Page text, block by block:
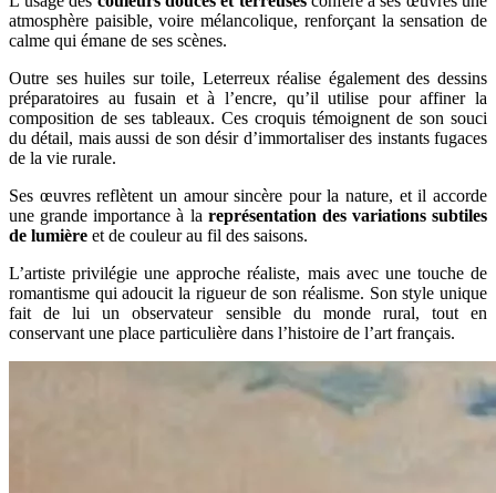
atmosphère paisible, voire mélancolique, renforçant la sensation de
calme qui émane de ses scènes.
Outre ses huiles sur toile, Leterreux réalise également des dessins
préparatoires au fusain et à l’encre, qu’il utilise pour affiner la
composition de ses tableaux. Ces croquis témoignent de son souci
du détail, mais aussi de son désir d’immortaliser des instants fugaces
de la vie rurale.
Ses œuvres reflètent un amour sincère pour la nature, et il accorde
une grande importance à la représentation des variations subtiles
de lumière et de couleur au fil des saisons.
L’artiste privilégie une approche réaliste, mais avec une touche de
romantisme qui adoucit la rigueur de son réalisme. Son style unique
fait de lui un observateur sensible du monde rural, tout en
conservant une place particulière dans l’histoire de l’art français.